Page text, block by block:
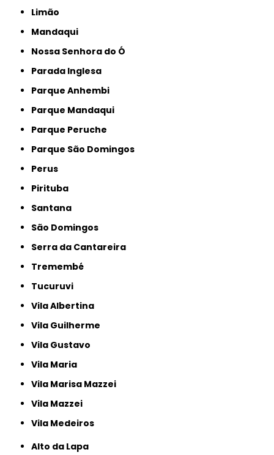
Limão
Mandaqui
Nossa Senhora do Ó
Parada Inglesa
Parque Anhembi
Parque Mandaqui
Parque Peruche
Parque São Domingos
Perus
Pirituba
Santana
São Domingos
Serra da Cantareira
Tremembé
Tucuruvi
Vila Albertina
Vila Guilherme
Vila Gustavo
Vila Maria
Vila Marisa Mazzei
Vila Mazzei
Vila Medeiros
Alto da Lapa